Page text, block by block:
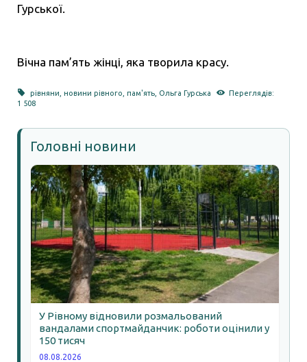
Гурської.
Вічна пам’ять жінці, яка творила красу.
рівняни ,новини рівного ,пам'ять Ольга Гурська
Переглядів:
1 508
Головні новини
У Рівному відновили розмальований
вандалами спортмайданчик: роботи оцінили у
150 тисяч
08.08.2026